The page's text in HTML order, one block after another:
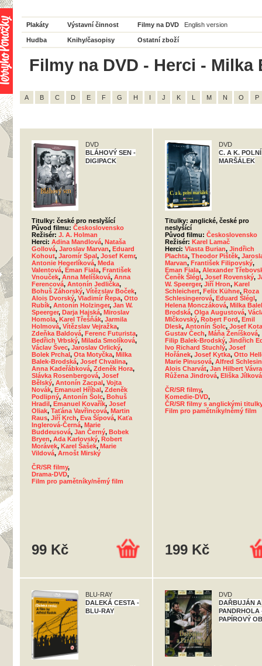
Plakáty Výstavní činnost Filmy na DVD English version
Hudba Knihy/časopisy Ostatní zboží
Filmy na DVD - Herci -
A B C D E F G H I J K L M N O P
DVD
BLÁHOVÝ SEN -
DIGIPACK
Titulky: české pro neslyšící
Původ filmu: Československo
Režisér: J. A. Holman
Herci: Adina Mandlová, Nataša
Gollová, Jaroslav Marvan, Eduard
Kohout, Jaromír Spal, Josef Kemr,
Antonie Hegerlíková, Meda
Valentová, Eman Fiala, František
Vnouček, Anna Melíšková, Anna
Ferencová, Antonín Jedlička,
Bohuš Záhorský, Vítězslav Boček,
Alois Dvorský, Vladimír Řepa, Otto
Rubík, Antonín Holzinger, Jan W.
Speerger, Darja Hajská, Miroslav
Homola, Karel Třešňák, Jarmila
Holmová, Vítězslav Vejražka,
Zdeňka Baldová, Ferenc Futurista,
Bedřich Vrbský, Milada Smolíková,
Václav Švec, Jaroslav Orlický,
Bolek Prchal, Ota Motyčka, Milka
Balek-Brodská, Josef Chvalina,
Anna Kadeřábková, Zdeněk Hora,
Slávka Rosenbergová, Josef
Bělský, Antonín Zacpal, Vojta
Novák, Emanuel Hříbal, Zdeněk
Podlipný, Antonín Šolc, Bohuš
Hradil, Emanuel Kovařík, Josef
Oliak, Taťána Vavřincová, Martin
Raus, Jiří Krch, Eva Šípová, Kaťa
Inglerová-Černá, Marie
Buddeusová, Jan Černý, Bobek
Bryen, Ada Karlovský, Robert
Morávek, Karel Šašek, Marie
Vildová, Arnošt Mirský
ČR/SR filmy,
Drama-DVD,
Film pro pamětníky/němý film
99 Kč
DVD
C. A K. POLNÍ
MARŠÁLEK
Titulky: anglické, české pro
neslyšící
Původ filmu: Československo
Režisér: Karel Lamač
Herci: Vlasta Burian, Jindřich
Plachta, Theodor Pištěk,
Marvan, František Filipovský,
Eman Fiala, Alexander
Čeněk Šlégl, Josef Rovenský,
W. Speerger, Jiří Hron, Karel
Schleichert, Felix Kühne, Roza
Schlesingerová, Eduard Šlégl,
Helena Monczáková, Milka
Brodská, Olga Augustová,
Mlčkovský, Robert Ford, Emil
Dlesk, Antonín Šolc, Josef
Gustav Čech, Máňa Ženíšková,
Filip Balek-Brodský, Jindřich
Ivo Richard Stuchlý, Josef
Hořánek, Josef Kytka, Otto
Marie Pinusová, Alfred
Alois Charvát, Jan Hilbert Vávra
Růžena Jindrová, Eliška Jílková
ČR/SR filmy,
Komedie-DVD,
ČR/SR filmy s anglickými titulky
Film pro pamětníky/němý film
199 Kč
BLU-RAY
DALEKÁ CESTA -
BLU-RAY
DVD
DAŘBUJÁN A
PANDRHOLA
PAPÍROVÝ